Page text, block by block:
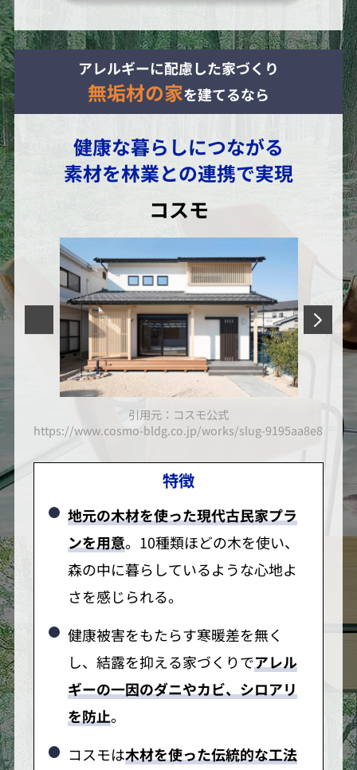
アレルギーに配慮した家づくり
無垢材の家を建てるなら
健康な暮らしにつながる
素材を林業との連携で実現
コスモ
引用元：コスモ公式
https://www.cosmo-bldg.co.jp/works/slug-
特徴
地元の木材を使った現代古民家プラ
ンを用意。10種類ほどの木を使い、
森の中に暮らしているような心地よ
さを感じられる。
健康被害をもたらす寒暖差を無く
し、結露を抑える家づくりでアレル
ギーの一因のダニやカビ、シロアリ
を防止。
コスモは木材を使った伝統的な工法